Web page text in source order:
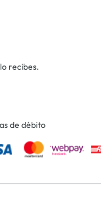
recibes.
de débito